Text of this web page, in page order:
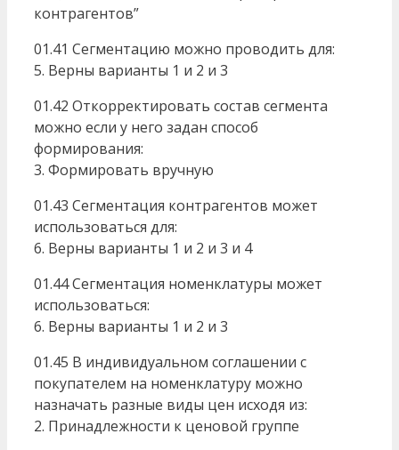
контрагентов”
01.41 Сегментацию можно проводить для:
5. Верны варианты 1 и 2 и 3
01.42 Откорректировать состав сегмента
можно если у него задан способ
формирования:
3. Формировать вручную
01.43 Сегментация контрагентов может
использоваться для:
6. Верны варианты 1 и 2 и 3 и 4
01.44 Сегментация номенклатуры может
использоваться:
6. Верны варианты 1 и 2 и 3
01.45 В индивидуальном соглашении с
покупателем на номенклатуру можно
назначать разные виды цен исходя из:
2. Принадлежности к ценовой группе